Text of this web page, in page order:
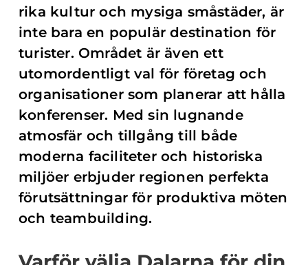
rika kultur och mysiga småstäder, är
inte bara en populär destination för
turister. Området är även ett
utomordentligt val för företag och
organisationer som planerar att hålla
konferenser. Med sin lugnande
atmosfär och tillgång till både
moderna faciliteter och historiska
miljöer erbjuder regionen perfekta
förutsättningar för produktiva möten
och teambuilding.